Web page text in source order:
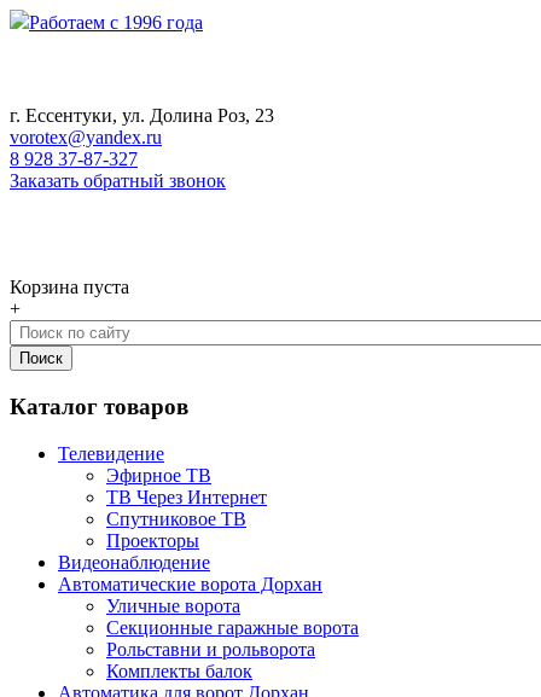
Работаем с 1996 года
г. Ессентуки, ул. Долина Роз, 23
vorotex@yandex.ru
8 928 37-87-327
Заказать обратный звонок
Корзина пуста
+
Каталог товаров
Телевидение
Эфирное ТВ
ТВ Через Интернет
Спутниковое ТВ
Проекторы
Видеонаблюдение
Автоматические ворота Дорхан
Уличные ворота
Секционные гаражные ворота
Рольставни и рольворота
Комплекты балок
Автоматика для ворот Дорхан